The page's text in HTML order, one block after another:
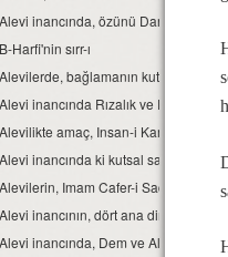
Alevi inancında, özünü Dar’a çekmek
B-Harfi'nin sırr-ı
Alevilerde, bağlamanın kutsallığı...
Alevi inancında Rızalık ve Razılık
Alevilikte amaç, Insan-i Kamil olmaktır...
Alevi inancında ki kutsal sayılar ve
Alevilerin, Imam Cafer-i Sadık
Alevi inancının, dört ana direği.
Alevi inancında, Dem ve Alkol...